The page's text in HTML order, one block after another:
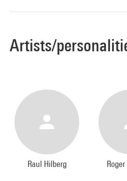
Artists/
Raul Hilberg